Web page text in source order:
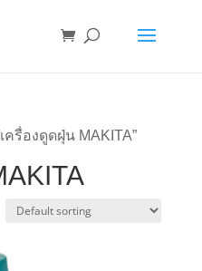
ครื่องดูดฝุ่น MAKITA”